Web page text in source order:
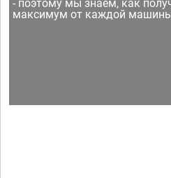
- поэтому мы знаем, как
максимум от каждой